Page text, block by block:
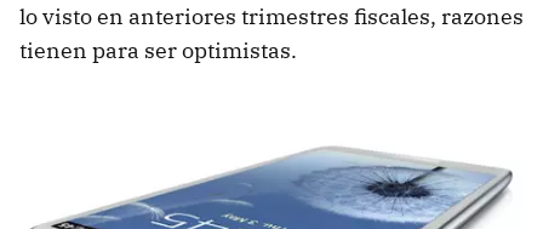
lo visto en anteriores trimestres fiscales, razones
tienen para ser optimistas.